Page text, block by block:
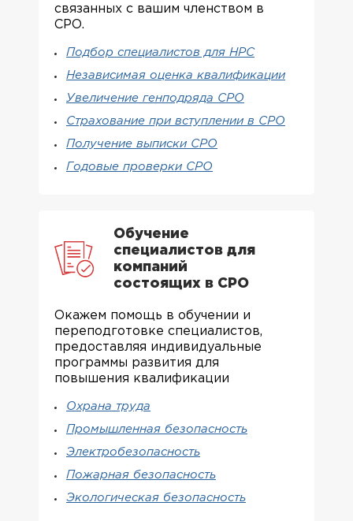
связанных с вашим членством в
СРО.
Подбор специалистов для НРС
Независимая оценка квалификации
Увеличение генподряда СРО
Страхование при вступлении в СРО
Получение выписки СРО
Годовые проверки СРО
Обучение
специалистов для
компаний
состоящих в СРО
Окажем помощь в обучении и
переподготовке специалистов,
предоставляя индивидуальные
программы развития для
повышения квалификации
Охрана труда
Промышленная безопасность
Электробезопасность
Пожарная безопасность
Экологическая безопасность